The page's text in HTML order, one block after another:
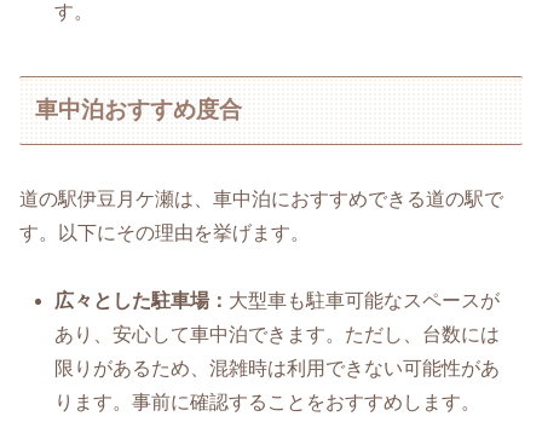
す。
車中泊おすすめ度合
道の駅伊豆月ケ瀬は、車中泊におすすめできる道の駅で
す。以下にその理由を挙げます。
広々とした駐車場： 大型車も駐車可能なスペースが
あり、安心して車中泊できます。ただし、台数には
限りがあるため、混雑時は利用できない可能性があ
ります。事前に確認することをおすすめします。